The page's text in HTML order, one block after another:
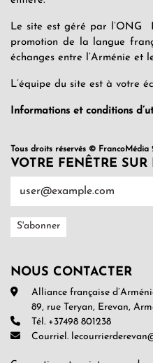
Le site est géré par l’ONG
promotion de la langue
échanges entre l’Arménie et
L’équipe du site est à votre
Informations et conditions
Tous droits réservés © FrancoMédia
VOTRE FENÊTRE SUR
NOUS CONTACTER
Alliance française
89, rue Teryan, Erevan,
Tél. +37498 801238
Courriel.